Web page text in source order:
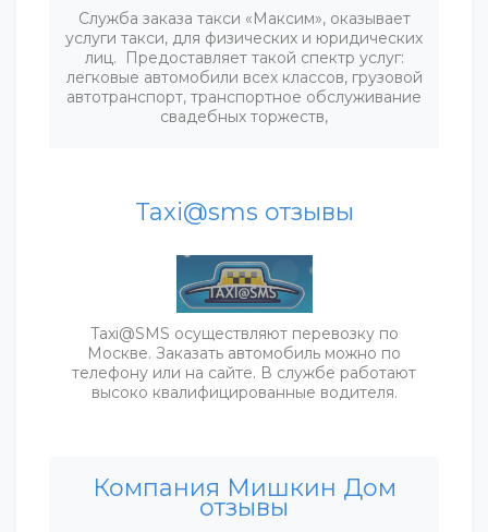
Служба заказа такси «Максим», оказывает
услуги такси, для физических и юридических
лиц. Предоставляет такой спектр услуг:
легковые автомобили всех классов, грузовой
автотранспорт, транспортное обслуживание
свадебных торжеств,
Taxi@sms отзывы
Taxi@SMS осуществляют перевозку по
Москве. Заказать автомобиль можно по
телефону или на сайте. В службе работают
высоко квалифицированные водителя.
Компания Мишкин Дом
отзывы